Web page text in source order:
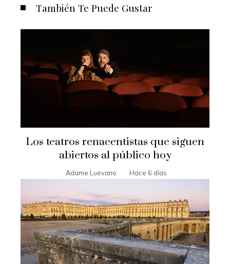
También Te Puede Gustar
Los teatros renacentistas que siguen
abiertos al público hoy
Adame Luevano Hace 6 días